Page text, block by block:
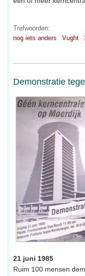
Trefwoorden:
nog iets anders
Vught
Demonstratie
21 juni 1985
Ruim 100 mensen